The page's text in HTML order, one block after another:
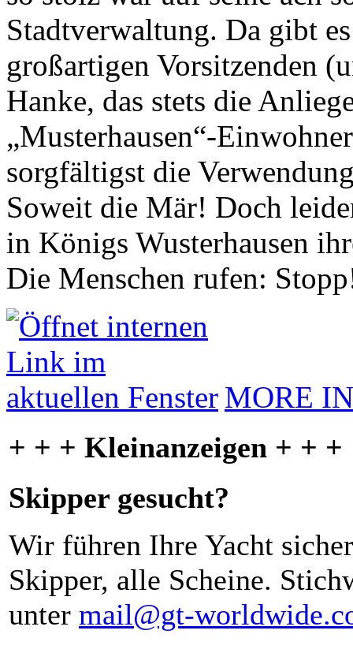
Stadtverwaltung. Da gibt
großartigen Vorsitzenden
Hanke, das stets die
„Musterhausen“-
sorgfältigst die
Soweit die Mär! Doch
in Königs Wusterhausen
Die Menschen rufen:
MORE
+ + + Kleinanzeigen + + +
Skipper gesucht?
Wir führen Ihre Yacht
Skipper, alle Scheine.
unter mail@gt-